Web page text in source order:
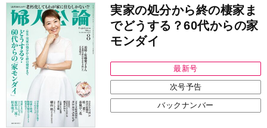
実家の処分から終の棲家ま
でどうする？60代からの家
モンダイ
最新号
次号予告
バックナンバー